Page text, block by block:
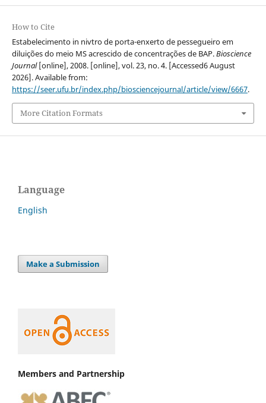
How to Cite
Estabelecimento in nivtro de porta-enxerto de pessegueiro em
diluições do meio MS acrescido de concentrações de BAP.Bioscience
Journal[online], 2008. [online], vol. 23, no. 4. [Accessed6 August
2026]. Available from:
https://seer.ufu.br/index.php/biosciencejournal/article/view/6667.
More Citation Formats
Language
English
Make a Submission
Members and Partnership